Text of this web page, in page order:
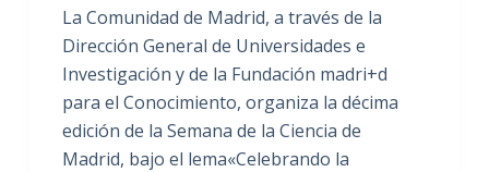
La Comunidad de Madrid, a través de la
Dirección General de Universidades e
Investigación y de la Fundación madri+d
para el Conocimiento, organiza la décima
edición de la Semana de la Ciencia de
Madrid, bajo el lema«Celebrando la